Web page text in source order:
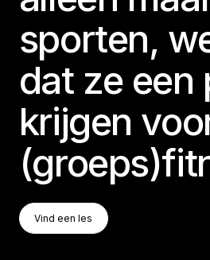
BODYPUMP BORN TO MOVE
LES MILLS GRIT
LES MILLS CORE
LES MILLS SPRINT
19 Gladys Drive
Greenville, SC 29607, United
Website
sporten,
dat ze een
krijgen
Vind Een Les
Vind een les